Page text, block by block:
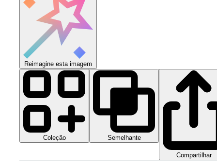
Reimagine esta imagem
Coleção Semelhante
Compartilhar